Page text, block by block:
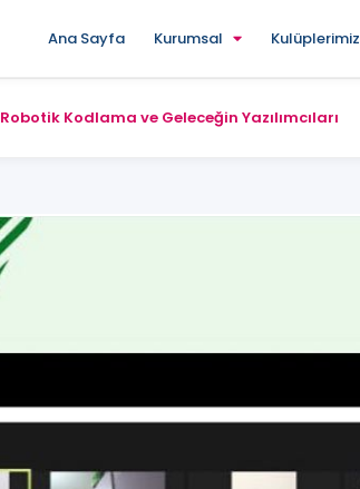
Ana Sayfa Kurumsal Kulüplerimiz
Robotik Kodlama ve Geleceğin Yazılımcıları